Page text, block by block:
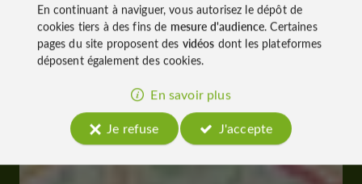
En continuant à naviguer, vous autorisez le dépôt de
cookies tiers à des fins de mesure d'audience. Certaines
pages du site proposent des vidéos dont les plateformes
déposent également des cookies.
En savoir plus
Je refuse
J'accepte